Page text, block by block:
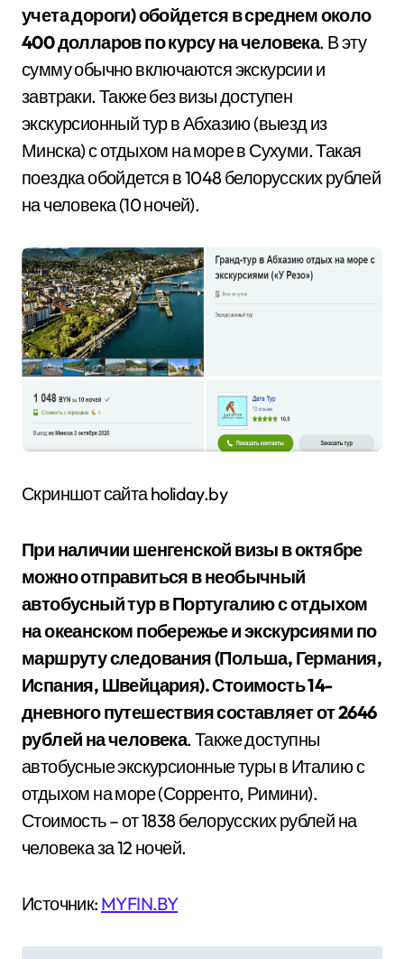
учета дороги) обойдется в среднем около
400 долларов по курсу на человека. В эту
сумму обычно включаются экскурсии и
завтраки. Также без визы доступен
экскурсионный тур в Абхазию (выезд из
Минска) с отдыхом на море в Сухуми. Такая
поездка обойдется в 1048 белорусских рублей
на человека (10 ночей).
Скриншот сайта holiday.by
При наличии шенгенской визы в октябре
можно отправиться в необычный
автобусный тур в Португалию с отдыхом
на океанском побережье и экскурсиями по
маршруту следования (Польша, Германия,
Испания, Швейцария). Стоимость 14-
дневного путешествия составляет от 2646
рублей на человека. Также доступны
автобусные экскурсионные туры в Италию с
отдыхом на море (Сорренто, Римини).
Стоимость – от 1838 белорусских рублей на
человека за 12 ночей.
Источник: MYFIN.BY